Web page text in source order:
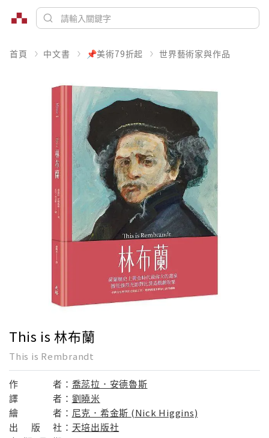
首頁 中文書 📌美術79折起 世界藝術家與作品
This is 林布蘭
This is Rembrandt
作 者： 喬蕊拉．安德魯斯
譯
者： 劉曉米
繪
者： 尼克．希金斯 (Nick Higgins)
出
版 社： 天培出版社